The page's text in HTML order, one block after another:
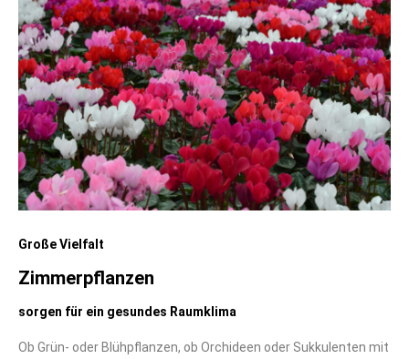
Große Vielfalt
Zimmerpflanzen
sorgen für ein gesundes Raumklima
Ob Grün- oder Blühpflanzen, ob Orchideen oder Sukkulenten mit